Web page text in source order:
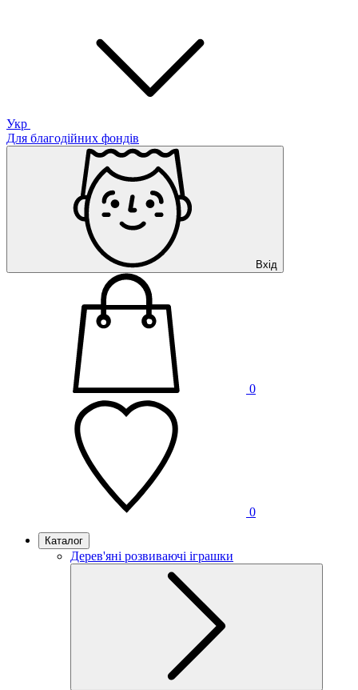
Укр
Для благодійних фондів
Вхід
0
0
Каталог
Дерев'яні розвиваючі іграшки